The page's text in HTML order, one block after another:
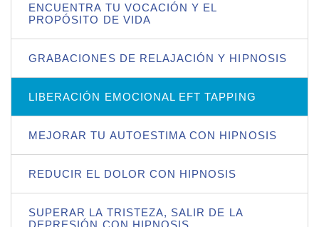
ENCUENTRA TU VOCACIÓN Y EL
PROPÓSITO DE VIDA
GRABACIONES DE RELAJACIÓN Y HIPNOSIS
LIBERACIÓN EMOCIONAL EFT TAPPING
MEJORAR TU AUTOESTIMA CON HIPNOSIS
REDUCIR EL DOLOR CON HIPNOSIS
SUPERAR LA TRISTEZA, SALIR DE LA
DEPRESIÓN CON HIPNOSIS